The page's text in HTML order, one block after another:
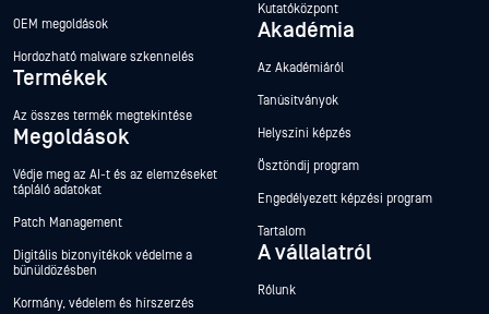
OEM megoldások
Hordozható malware szkennelés
Termékek
Az összes termék megtekintése
Megoldások
Védje meg az AI-t és az elemzéseket
tápláló adatokat
Patch Management
Digitális bizonyítékok védelme a
bűnüldözésben
Kormány, védelem és hírszerzés
Kutatóközpont
Akadémia
Az Akadémiáról
Tanúsítványok
Helyszíni képzés
Ösztöndíj program
Engedélyezett képzési program
Tartalom
A vállalatról
Rólunk